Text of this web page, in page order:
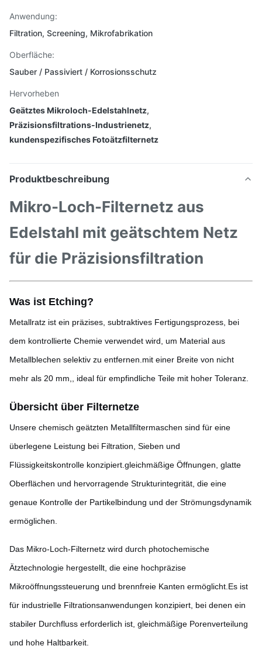
Anwendung:
Filtration, Screening, Mikrofabrikation
Oberfläche:
Sauber / Passiviert / Korrosionsschutz
Hervorheben
Geätztes Mikroloch-Edelstahlnetz,
Präzisionsfiltrations-Industrienetz,
kundenspezifisches Fotoätzfilternetz
Produktbeschreibung
Mikro-Loch-Filternetz aus
Edelstahl mit geätschtem Netz
für die Präzisionsfiltration
Was ist Etching?
Metallratz ist ein präzises, subtraktives Fertigungsprozess, bei
dem kontrollierte Chemie verwendet wird, um Material aus
Metallblechen selektiv zu entfernen.mit einer Breite von nicht
mehr als 20 mm,, ideal für empfindliche Teile mit hoher Toleranz.
Übersicht über Filternetze
Unsere chemisch geätzten Metallfiltermaschen sind für eine
überlegene Leistung bei Filtration, Sieben und
Flüssigkeitskontrolle konzipiert.gleichmäßige Öffnungen, glatte
Oberflächen und hervorragende Strukturintegrität, die eine
genaue Kontrolle der Partikelbindung und der Strömungsdynamik
ermöglichen.
Das Mikro-Loch-Filternetz wird durch photochemische
Ätztechnologie hergestellt, die eine hochpräzise
Mikroöffnungssteuerung und brennfreie Kanten ermöglicht.Es ist
für industrielle Filtrationsanwendungen konzipiert, bei denen ein
stabiler Durchfluss erforderlich ist, gleichmäßige Porenverteilung
und hohe Haltbarkeit.